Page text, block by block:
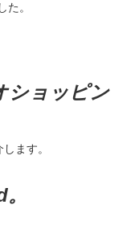
。
ショッピン
ます。